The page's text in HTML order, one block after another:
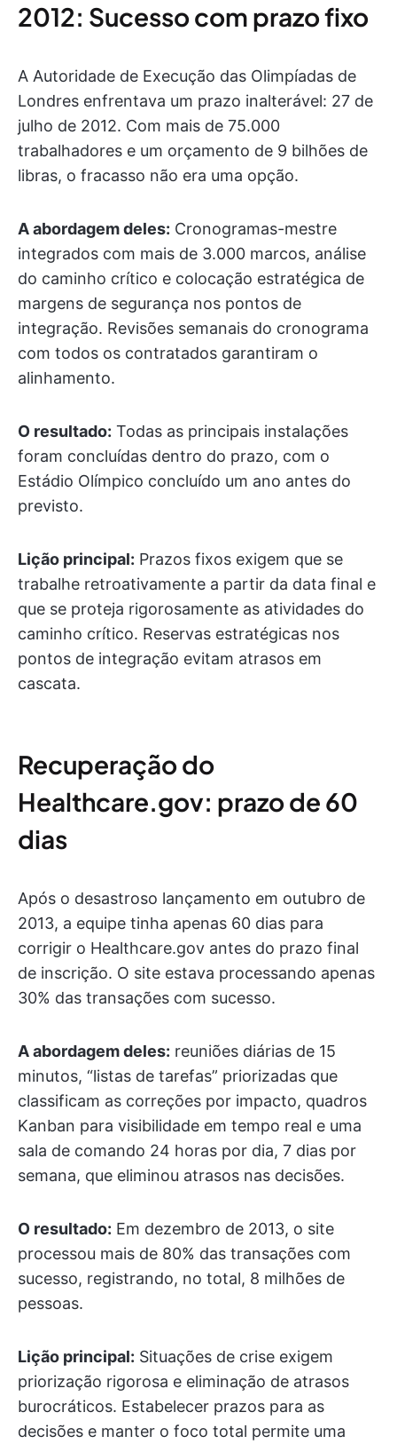
2012: Sucesso com prazo fixo
A Autoridade de Execução das Olimpíadas de
Londres enfrentava um prazo inalterável: 27 de
julho de 2012. Com mais de 75.000
trabalhadores e um orçamento de 9 bilhões de
libras, o fracasso não era uma opção.
A abordagem deles: Cronogramas-mestre
integrados com mais de 3.000 marcos, análise
do caminho crítico e colocação estratégica de
margens de segurança nos pontos de
integração. Revisões semanais do cronograma
com todos os contratados garantiram o
alinhamento.
O resultado: Todas as principais instalações
foram concluídas dentro do prazo, com o
Estádio Olímpico concluído um ano antes do
previsto.
Lição principal: Prazos fixos exigem que se
trabalhe retroativamente a partir da data final e
que se proteja rigorosamente as atividades do
caminho crítico. Reservas estratégicas nos
pontos de integração evitam atrasos em
cascata.
Recuperação do
Healthcare.gov: prazo de 60
dias
Após o desastroso lançamento em outubro de
2013, a equipe tinha apenas 60 dias para
corrigir o Healthcare.gov antes do prazo final
de inscrição. O site estava processando apenas
30% das transações com sucesso.
A abordagem deles: reuniões diárias de 15
minutos, “listas de tarefas” priorizadas que
classificam as correções por impacto, quadros
Kanban para visibilidade em tempo real e uma
sala de comando 24 horas por dia, 7 dias por
semana, que eliminou atrasos nas decisões.
O resultado: Em dezembro de 2013, o site
processou mais de 80% das transações com
sucesso, registrando, no total, 8 milhões de
pessoas.
Lição principal: Situações de crise exigem
priorização rigorosa e eliminação de atrasos
burocráticos. Estabelecer prazos para as
decisões e manter o foco total permite uma